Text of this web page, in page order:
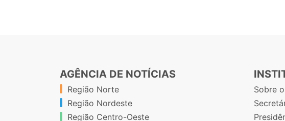
AGÊNCIA DE NOTÍCIAS
Região Norte
Região Nordeste
Região Centro-Oeste
Sobre